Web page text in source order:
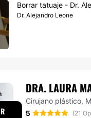
Borrar tatuaje - Dr.
Dr. Alejandro Leone
DRA. LAURA
Cirujano plástico,
5
(21